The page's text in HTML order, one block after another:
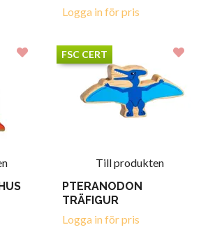
Logga in för pris
FSC CERT
Till produkten
PTERANODON
TRÄFIGUR
Logga in för pris